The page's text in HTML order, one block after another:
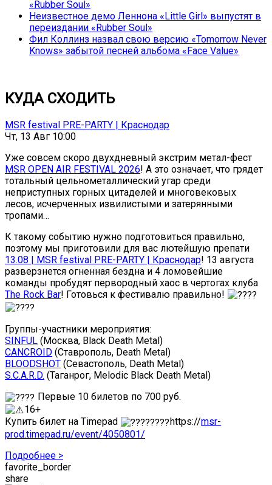
«Rubber Soul»
Неизвестное демо Леннона «Little Girl» выпустят в
переиздании «Rubber Soul»
Фил Коллинз назвал свою версию «Tomorrow Never
Knows» забытой песней альбома «Face Value»
КУДА СХОДИТЬ
MSR festival PRE-PARTY | Краснодар
Чт, 13 Авг 10:00
Уже совсем скоро двухдневный экстрим метал-фест
MSR OPEN AIR FESTIVAL 2026! А это означает, что грядет
тотальный цельнометаллический угар среди
неприступных горных цитаделей и многовековых
лесов, исчерченных извилистыми и затерянными
тропами…
К такому событию нужно подготовиться правильно,
поэтому мы приготовили для вас лютейшую препати
13.08 | MSR festival PRE-PARTY | Краснодар! 13 августа
разверзнется огненная бездна и 4 ломовейшие
команды пробудят первородный хаос в чертогах клуба
The Rock Bar! Готовься к фестивалю правильно!
Группы-участники мероприятия:
SINFUL (Москва, Black Death Metal)
CANCROID (Ставрополь, Death Metal)
BLOODSHOT (Севастополь, Death Metal)
S.C.A.R.D. (Таганрог, Melodic Black Death Metal)
Первые 10 билетов по 700 руб.
16+
Купить билет на Timepad
https://msr-
prod.timepad.ru/event/4050801/
Подробнее >
favorite_border
share